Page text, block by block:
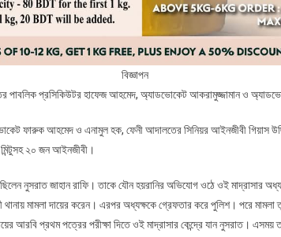
বিজ্ঞাপন
পাবলিক প্রসিকিউটর হাফেজ আহমেদ, অ্যাডভোকেট আকরামুজ্জামান ও
ফারুক আহমেদ ও এনামুল হক, ফেনী আদালতের সিনিয়র আইনজীবী গিয়াস
২০ জন আইনজীবী।
ছিলেন নুসরাত জাহান রাফি। তাকে যৌন হয়রানির অভিযোগ ওঠে ওই মাদ্রাসার
থানায় মামলা দায়ের করেন। এরপর অধ্যক্ষকে গ্রেফতার করে পুলিশ। পরে মামলা
আরবি প্রথম পত্রের পরীক্ষা দিতে ওই মাদ্রাসার কেন্দ্রে যান নুসরাত। এসময়